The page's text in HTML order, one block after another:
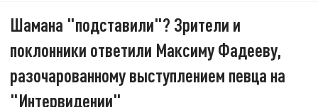
Шамана "подставили"? Зрители и
поклонники ответили Максиму Фадееву,
разочарованному выступлением певца на
"Интервидении"